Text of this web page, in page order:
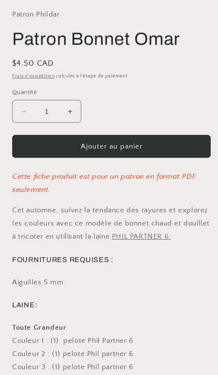
Patron Phildar
Patron Bonnet Omar
Prix
habituel
$4.50 CAD
Frais d'expédition calculés à l'étape de paiement.
Quantité
Réduire
la
quantité
Patron
Omar
Augmenter
la
quantité
Patron
Omar
Ajouter au panier
Cette fiche produit est pour un patron en format PDF
seulement.
Cet automne, suivez la tendance des rayures et explorez
les couleurs avec ce modèle de bonnet chaud et douillet
à tricoter en utilisant la laine PHIL PARTNER 6.
FOURNITURES REQUISES :
Aiguilles 5 mm
LAINE:
Toute Grandeur
Couleur 1 : (1) pelote Phil Partner 6
Couleur 2 : (1) pelote Phil partner 6
Couleur 3 : (1) pelote Phil partner 6